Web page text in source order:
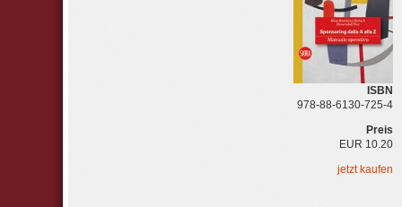
ISBN
978-88-6130-725-4
Preis
EUR 10.20
jetzt kaufen